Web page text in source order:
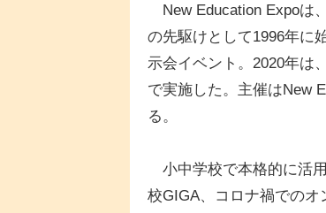
New Education Expoは
の先駆けとして1996年に
示会イベント。2020年は
で実施した。主催はNew
る。
小中学校で本格的に活
校GIGA、コロナ禍での